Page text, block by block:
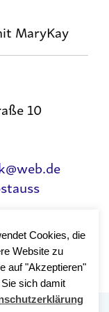
MaryKay
10
Nach OBEN
Cookies, die
Website zu
auf "Akzeptieren"
sich damit